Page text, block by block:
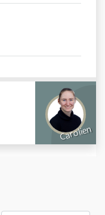
Carolien